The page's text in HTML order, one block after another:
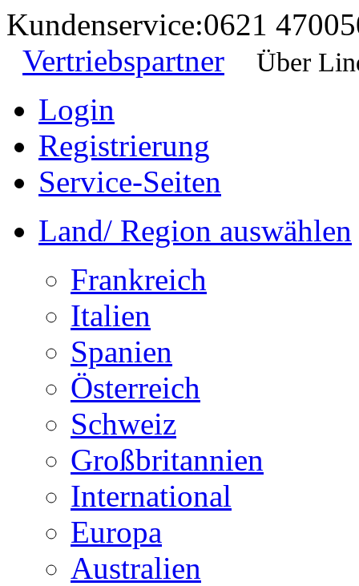
Kundenservice:0621
Vertriebspartner
Über
Login
Registrierung
Service-Seiten
Land/ Region auswählen
Frankreich
Italien
Spanien
Österreich
Schweiz
Großbritannien
International
Europa
Australien